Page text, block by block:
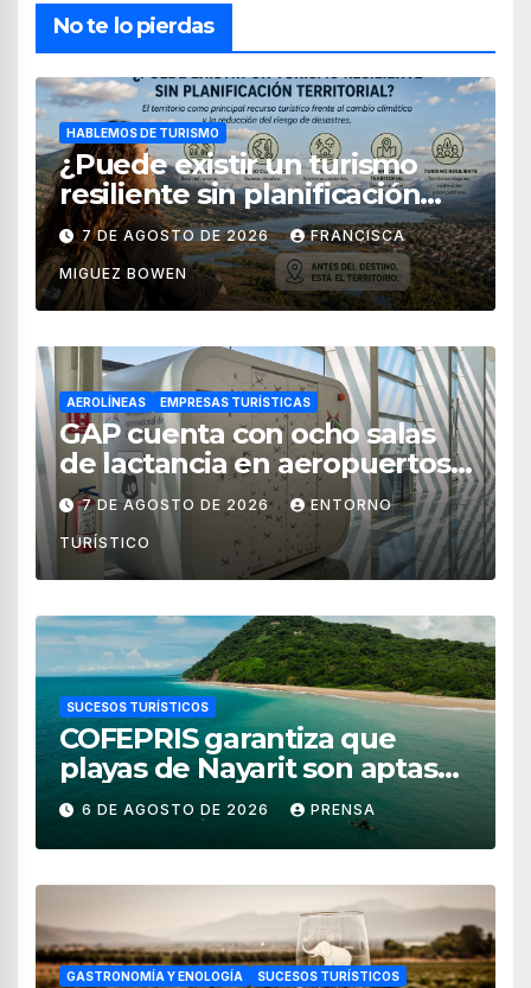
No te lo pierdas
HABLEMOS DE TURISMO
¿Puede existir un turismo
resiliente sin planificación
territorial?
7 DE AGOSTO DE 2026 FRANCISCA
MIGUEZ BOWEN
AEROLÍNEAS EMPRESAS TURÍSTICAS
GAP cuenta con ocho salas
de lactancia en aeropuertos
de México
7 DE AGOSTO DE 2026 ENTORNO
TURÍSTICO
SUCESOS TURÍSTICOS
COFEPRIS garantiza que
playas de Nayarit son aptas
para uso recreativo
6 DE AGOSTO DE 2026 PRENSA
GASTRONOMÍA Y ENOLOGÍA SUCESOS TURÍSTICOS